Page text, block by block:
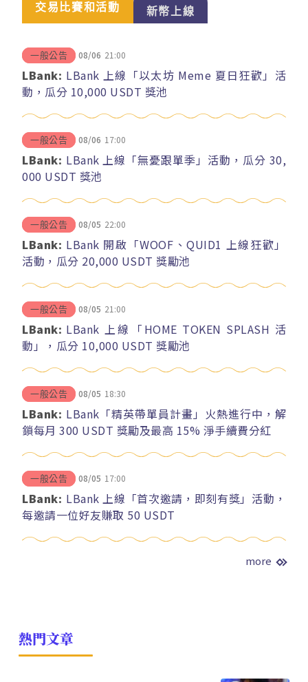
交易比賽和活動 新幣上線
一般公告 08/06 21:00
LBank: LBank 上線「以太坊 Meme 夏日狂歡」活
動，瓜分 10,000 USDT 獎池
一般公告 08/06 17:00
LBank: LBank 上線「無憂跟單季」活動，瓜分 30,
000 USDT 獎池
一般公告 08/05 22:00
LBank: LBank 開啟「WOOF、QUID1 上線狂歡」
活動，瓜分 20,000 USDT 獎勵池
一般公告 08/05 21:00
LBank: LBank 上線「HOME TOKEN SPLASH 活
動」，瓜分 10,000 USDT 獎勵池
一般公告 08/05 18:30
LBank: LBank「精英帶單員計畫」火熱進行中，解
鎖每月 300 USDT 獎勵及最高 15% 淨手續費分紅
一般公告 08/05 17:00
LBank: LBank 上線「首次邀請，即刻有獎」活動，
每邀請一位好友賺取 50 USDT
more
熱門文章